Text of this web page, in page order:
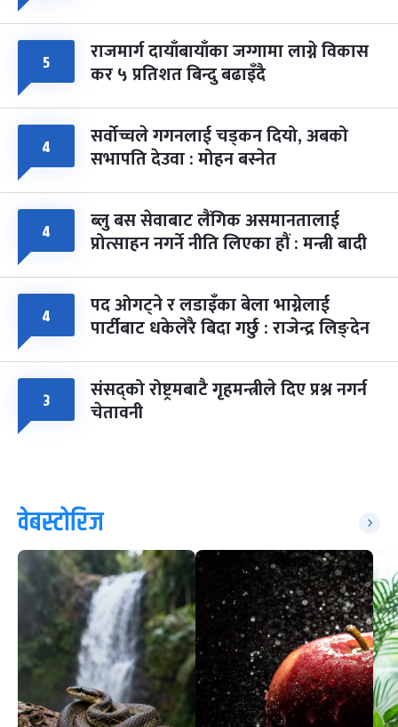
५ राजमार्ग दायाँबायाँका जग्गामा लाग्ने विकास
कर ५ प्रतिशत बिन्दु बढाइँदै
४ सर्वोच्चले गगनलाई चड्कन दियो, अबको
सभापति देउवा : मोहन बस्नेत
४ ब्लु बस सेवाबाट लैंगिक असमानतालाई
प्रोत्साहन नगर्ने नीति लिएका हौं : मन्त्री बादी
४ पद ओगट्ने र लडाइँका बेला भाग्नेलाई
पार्टीबाट धकेलेरै बिदा गर्छु : राजेन्द्र लिङ्देन
३ संसद्को रोष्ट्रमबाटै गृहमन्त्रीले दिए प्रश्न नगर्न
चेतावनी
वेबस्टोरिज